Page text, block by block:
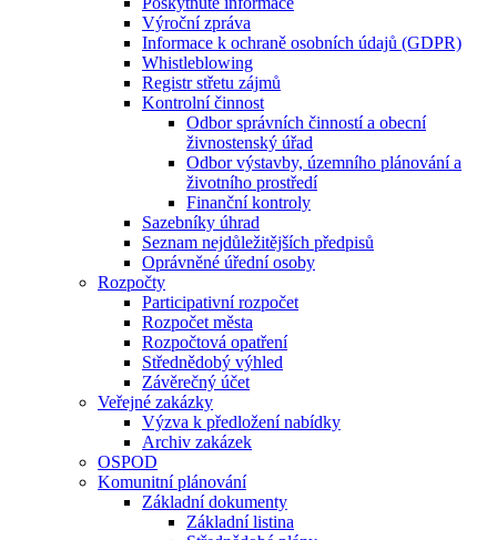
Výroční zpráva
Informace k ochraně osobních údajů (GDPR)
Whistleblowing
Registr střetu zájmů
Kontrolní činnost
Odbor správních činností a obecní
živnostenský úřad
Odbor výstavby, územního plánování a
životního prostředí
Finanční kontroly
Sazebníky úhrad
Seznam nejdůležitějších předpisů
Oprávněné úřední osoby
Rozpočty
Participativní rozpočet
Rozpočet města
Rozpočtová opatření
Střednědobý výhled
Závěrečný účet
Veřejné zakázky
Výzva k předložení nabídky
Archiv zakázek
OSPOD
Komunitní plánování
Základní dokumenty
Základní listina